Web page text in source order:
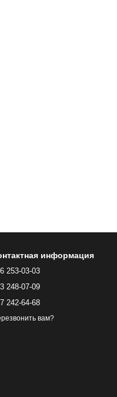
информация
253-03-03
248-07-09
242-64-68
вам?